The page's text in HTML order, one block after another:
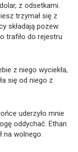
z odsetkami.
trzymał się z
składają pozew
trafiło do rejestru
z niego wyciekła,
się od niego z
uderzyło mnie
oddychać. Ethan
na wolnego.